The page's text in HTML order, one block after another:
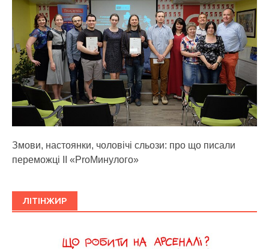
Змови, настоянки, чоловічі сльози: про що писали
переможці ІІ «ProМинулого»
ЛІТІНЖИР